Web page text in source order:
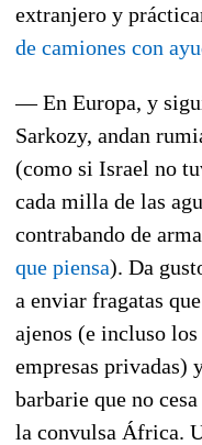
extranjero y
de camiones con
— En Europa, y
Sarkozy, andan
(como si Israel no
cada milla de las
contrabando de
que piensa). Da
a enviar fragatas
ajenos (e incluso
empresas privadas)
barbarie que no
la convulsa África.